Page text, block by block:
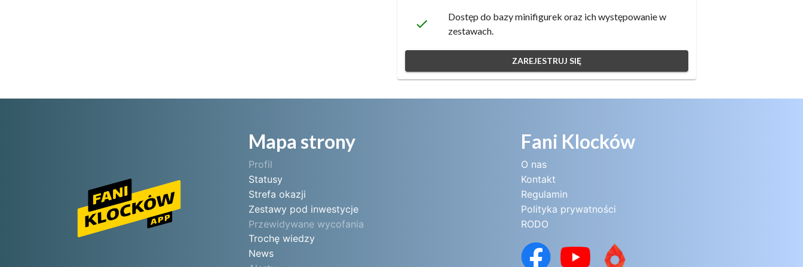
done
Dostęp do bazy minifigurek oraz ich występowanie w
zestawach.
ZAREJESTRUJ SIĘ
Mapa strony
Profil
Statusy
Strefa okazji
Zestawy pod inwestycje
Przewidywane wycofania
Trochę wiedzy
News
Fani Klocków
O nas
Kontakt
Regulamin
Polityka prywatności
RODO